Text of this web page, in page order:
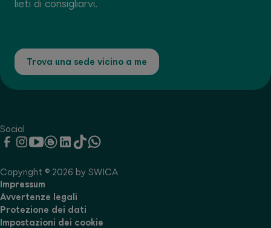
lieti di consigliarvi.
Trova una sede vicino a me
Social
Copyright © 2026 by SWICA
Impressum
Avvertenze legali
Protezione dei dati
Impostazioni dei cookie